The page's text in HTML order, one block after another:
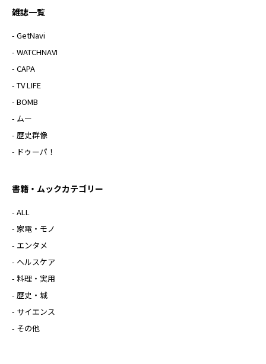
雑誌一覧
- GetNavi
- WATCHNAVI
- CAPA
- TV LIFE
- BOMB
- ムー
- 歴史群像
- ドゥーパ！
書籍・ムックカテゴリー
- ALL
- 家電・モノ
- エンタメ
- ヘルスケア
- 料理・実用
- 歴史・城
- サイエンス
- その他